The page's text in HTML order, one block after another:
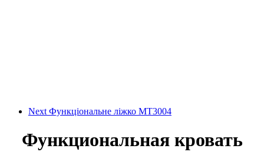
Next Функціональне ліжко MT3004
Функциональная кровать